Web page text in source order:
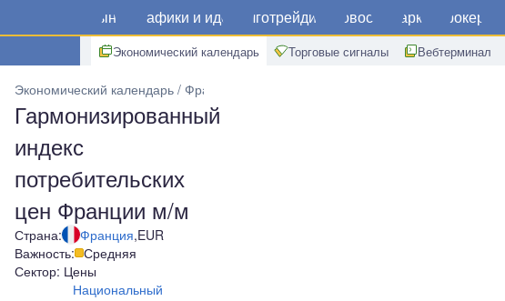
Рынки Графики и идеи Алготрейдинг Новости Маркет Брокеры
Экономический календарь Торговые сигналы Вебтерминал
Экономический календарь Франция
Гармонизированный
индекс
потребительских
цен Франции м/м
Страна: Франция,EUR
Важность: Средняя
Сектор: Цены
Национальный